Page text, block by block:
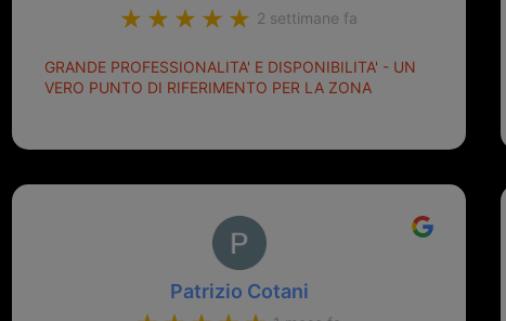
2 settimane fa
GRANDE PROFESSIONALITA' E DISPONIBILITA' - UN
VERO PUNTO DI RIFERIMENTO PER LA ZONA
Patrizio Cotani